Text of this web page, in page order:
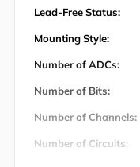
Lead-Free Status:
Mounting Style:
Number of ADCs:
Number of Bits:
Number of Channels:
Number of Circuits: